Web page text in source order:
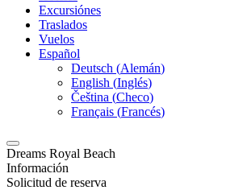
Excursiónes
Traslados
Vuelos
Español
Deutsch (Alemán)
English (Inglés)
Čeština (Checo)
Français (Francés)
Dreams Royal Beach
Información
Solicitud de reserva